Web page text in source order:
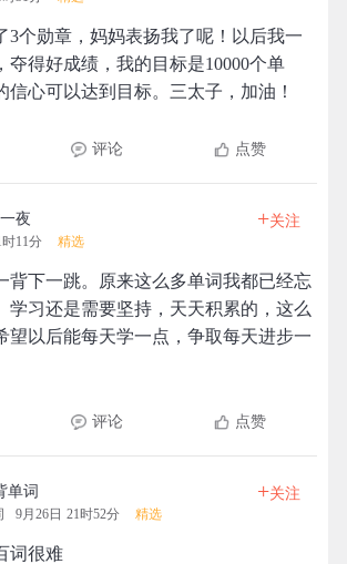
3个勋章，妈妈表扬我了呢！以后我一
夺得好成绩，我的目标是10000个单
信心可以达到目标。三太子，加油！
评论 点赞
夜
11分 精选
+关注
背下一跳。原来这么多单词我都已经忘
学习还是需要坚持，天天积累的，这么
望以后能每天学一点，争取每天进步一
评论 点赞
单词
9月26日 21时52分 精选
+关注
词很难